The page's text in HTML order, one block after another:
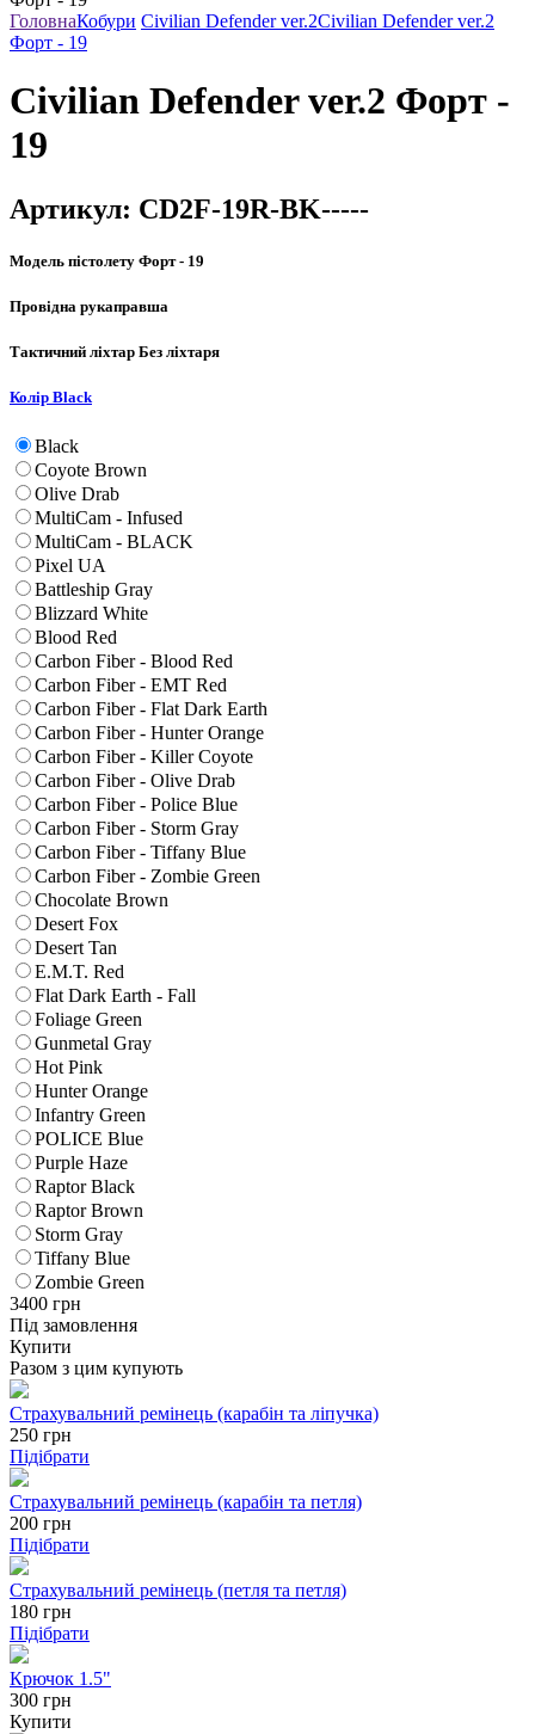
ГоловнаКобури Civilian Defender ver.2Civilian Defender ver.2
Форт - 19
Civilian Defender ver.2 Форт -
19
Артикул: CD2F-19R-BK-----
Модель пістолету Форт - 19
Провідна рукаправша
Тактичний ліхтар Без ліхтаря
Колір Black
Black
Coyote Brown
Olive Drab
MultiCam - Infused
MultiCam - BLACK
Pixel UA
Battleship Gray
Blizzard White
Blood Red
Carbon Fiber - Blood Red
Carbon Fiber - EMT Red
Carbon Fiber - Flat Dark Earth
Carbon Fiber - Hunter Orange
Carbon Fiber - Killer Coyote
Carbon Fiber - Olive Drab
Carbon Fiber - Police Blue
Carbon Fiber - Storm Gray
Carbon Fiber - Tiffany Blue
Carbon Fiber - Zombie Green
Chocolate Brown
Desert Fox
Desert Tan
E.M.T. Red
Flat Dark Earth - Fall
Foliage Green
Gunmetal Gray
Hot Pink
Hunter Orange
Infantry Green
POLICE Blue
Purple Haze
Raptor Black
Raptor Brown
Storm Gray
Tiffany Blue
Zombie Green
3400 грн
Під замовлення
Купити
Разом з цим купують
Страхувальний ремінець (карабін та ліпучка)
250 грн
Підібрати
Страхувальний ремінець (карабін та петля)
200 грн
Підібрати
Страхувальний ремінець (петля та петля)
180 грн
Підібрати
Крючок 1.5"
300 грн
Купити